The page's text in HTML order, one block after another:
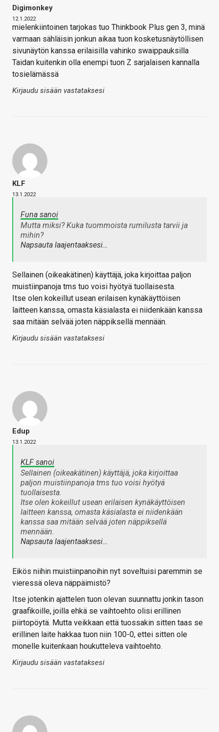
Digimonkey
12.1.2022
mielenkiintoinen tarjokas tuo Thinkbook Plus gen 3, minä
varmaan sähläisin jonkun aikaa tuon kosketusnäytöllisen
sivunäytön kanssa erilaisilla vahinko swaippauksilla
Taidan kuitenkin olla enempi tuon Z sarjalaisen kannalla
tosielämässä
Kirjaudu sisään vastataksesi
KLF
13.1.2022
Funa sanoi
Mutta miksi? Kuka tuommoista rumilusta tarvii ja
mihin?
Napsauta laajentaaksesi…
Sellainen (oikeakätinen) käyttäjä, joka kirjoittaa paljon
muistiinpanoja tms tuo voisi hyötyä tuollaisesta.
Itse olen kokeillut usean erilaisen kynäkäyttöisen
laitteen kanssa, omasta käsialasta ei niidenkään kanssa
saa mitään selvää joten näppiksellä mennään.
Kirjaudu sisään vastataksesi
Edup
13.1.2022
KLF sanoi
Sellainen (oikeakätinen) käyttäjä, joka kirjoittaa
paljon muistiinpanoja tms tuo voisi hyötyä
tuollaisesta.
Itse olen kokeillut usean erilaisen kynäkäyttöisen
laitteen kanssa, omasta käsialasta ei niidenkään
kanssa saa mitään selvää joten näppiksellä
mennään.
Napsauta laajentaaksesi…
Eikös niihin muistiinpanoihin nyt soveltuisi paremmin se
vieressä oleva näppäimistö?
Itse jotenkin ajattelen tuon olevan suunnattu jonkin tason
graafikoille, joilla ehkä se vaihtoehto olisi erillinen
piirtopöytä. Mutta veikkaan että tuossakin sitten taas se
erillinen laite hakkaa tuon niin 100-0, ettei sitten ole
monelle kuitenkaan houkutteleva vaihtoehto.
Kirjaudu sisään vastataksesi